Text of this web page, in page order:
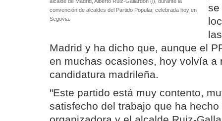
convención de alcaldes del Partido Popular, celebrada hoy en
Segovia.
se
Madrid y ha dicho que, aunque el
en muchas ocasiones, hoy volvía a
candidatura madrileña.
"Este partido está muy contento,
satisfecho del trabajo que ha